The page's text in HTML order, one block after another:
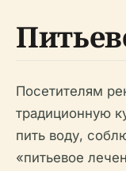
Посетителям
традиционную
пить воду,
«питьевое